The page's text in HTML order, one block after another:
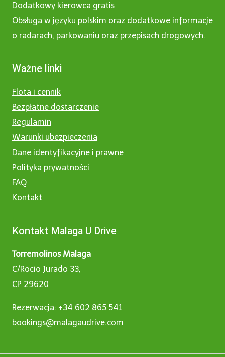
Dodatkowy kierowca gratis
Obsługa w języku polskim oraz dodatkowe informacje
o radarach, parkowaniu oraz przepisach drogowych.
Ważne linki
Flota i cennik
Bezpłatne dostarczenie
Regulamin
Warunki ubezpieczenia
Dane identyfikacyjne i prawne
Polityka prywatności
FAQ
Kontakt
Kontakt Malaga U Drive
Torremolinos Malaga
C/Rocio Jurado 33,
CP 29620
Rezerwacja: +34 602 865 541
bookings@malagaudrive.com